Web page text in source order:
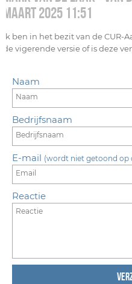
maart 2025 11:51
Ik ben in het bezit van de CUR-
de vigerende versie of is deze
Naam
Bedrijfsnaam
E-mail (wordt niet getoond op
Reactie